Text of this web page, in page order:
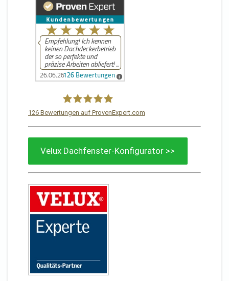
Von Sturm Dachdeckermeisterbetrieb
126 Bewertungen auf ProvenExpert.com
Velux Dachfenster-Konfigurator >>